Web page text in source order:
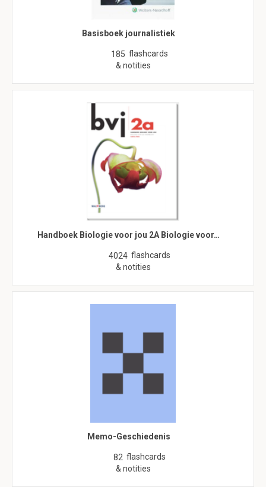
Basisboek journalistiek
185 flashcards
& notities
Handboek Biologie voor jou 2A Biologie voor…
4024 flashcards
& notities
Memo-Geschiedenis
82 flashcards
& notities